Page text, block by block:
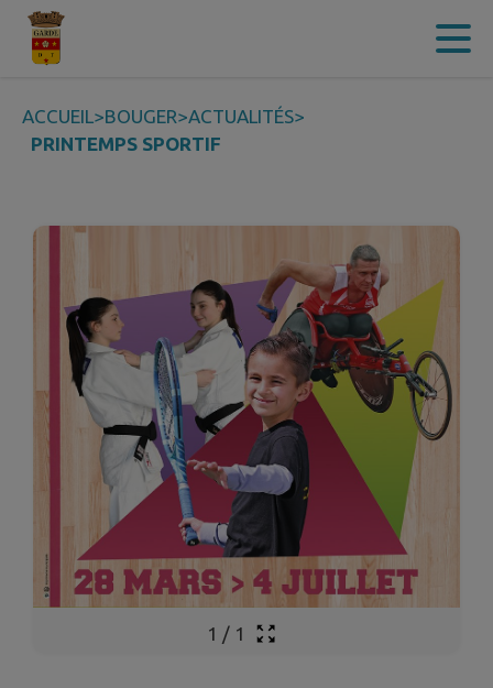
Contenu
ACCUEIL>BOUGER>ACTUALITÉS>
PRINTEMPS SPORTIF
1 / 1